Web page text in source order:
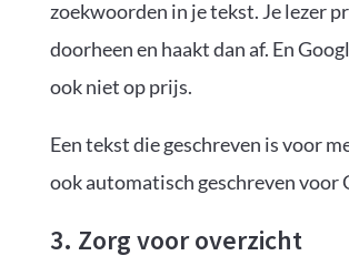
zoekwoorden in je tekst. Je lezer
doorheen en haakt dan af. En
ook niet op prijs.
Een tekst die geschreven is voor
ook automatisch geschreven voor
3. Zorg voor overzicht